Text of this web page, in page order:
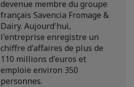
devenue membre du groupe
français Savencia Fromage &
Dairy. Aujourd'hui,
l'entreprise enregistre un
chiffre d'affaires de plus de
110 millions d'euros et
emploie environ 350
personnes.